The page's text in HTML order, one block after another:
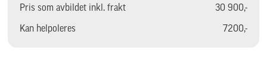
Pris som avbildet inkl. frakt 30 900,-
Kan helpoleres 7200,-